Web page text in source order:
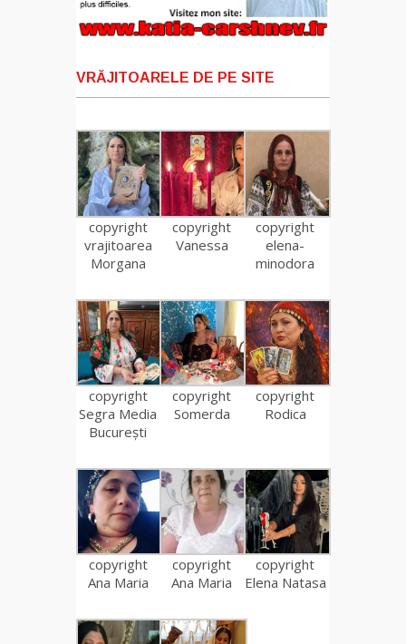
VRĂJITOARELE DE PE SITE
copyright
vrajitoarea
Morgana
copyright
Vanessa
copyright
elena-
minodora
copyright
Segra Media
București
copyright
Somerda
copyright
Rodica
copyright
Ana Maria
copyright
Ana Maria
copyright
Elena Natasa